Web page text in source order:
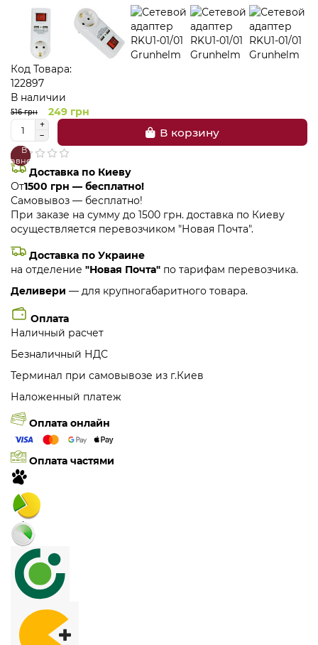
Код Товара:
122897
В наличии
516 грн 249 грн
В корзину
В
закладки
В
сравнение
Доставка по Киеву
От1500 грн — бесплатно!
Самовывоз — бесплатно!
При заказе на сумму до 1500 грн. доставка по Киеву
осуществляется перевозчиком "Новая Почта".
Доставка по Украине
на отделение "Новая Почта" по тарифам перевозчика.
Деливери — для крупногабаритного товара.
Оплата
Наличный расчет
Безналичный НДС
Терминал при самовывозе из г.Киев
Наложенный платеж
Оплата онлайн
Оплата частями